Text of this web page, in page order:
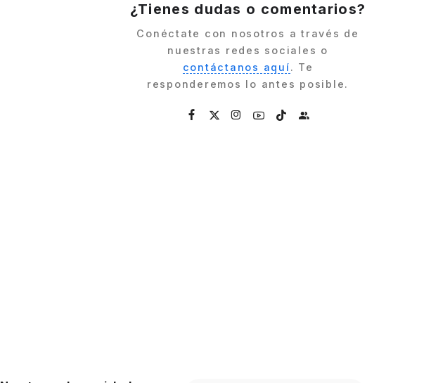
¿Tienes dudas o comentarios?
Conéctate con nosotros a través de
nuestras redes sociales o
contáctanos aquí. Te
responderemos lo antes posible.